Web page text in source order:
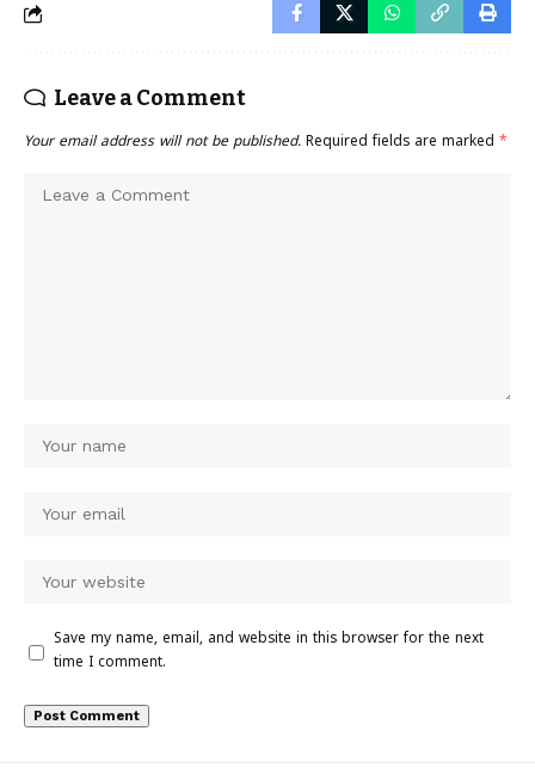
Leave a Comment
Your email address will not be published. Required fields are marked *
Save my name, email, and website in this browser for the next
time I comment.